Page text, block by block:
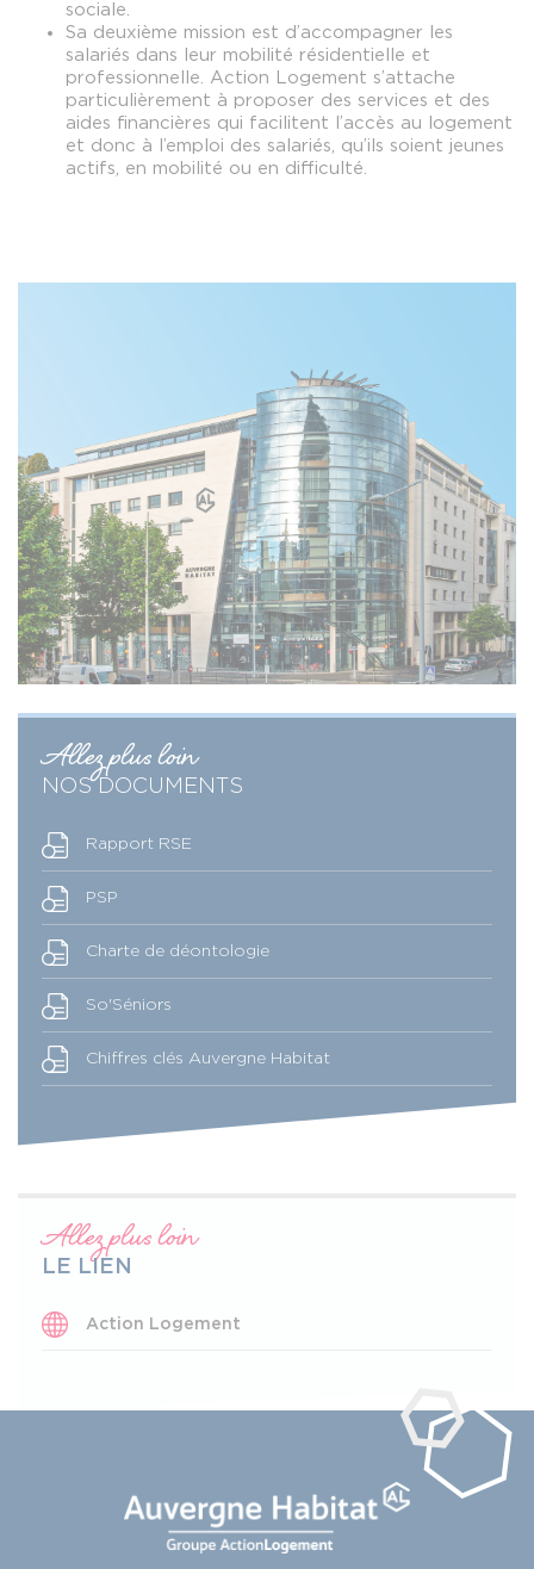
sociale.
Sa deuxième mission est d’accompagner les
salariés dans leur mobilité résidentielle et
professionnelle. Action Logement s’attache
particulièrement à proposer des services et des
aides financières qui facilitent l’accès au logement
et donc à l’emploi des salariés, qu’ils soient jeunes
actifs, en mobilité ou en difficulté.
Allez plus loin
NOS DOCUMENTS
Rapport RSE
PSP
Charte de déontologie
So'Séniors
Chiffres clés Auvergne Habitat
Allez plus loin
LE LIEN
Action Logement